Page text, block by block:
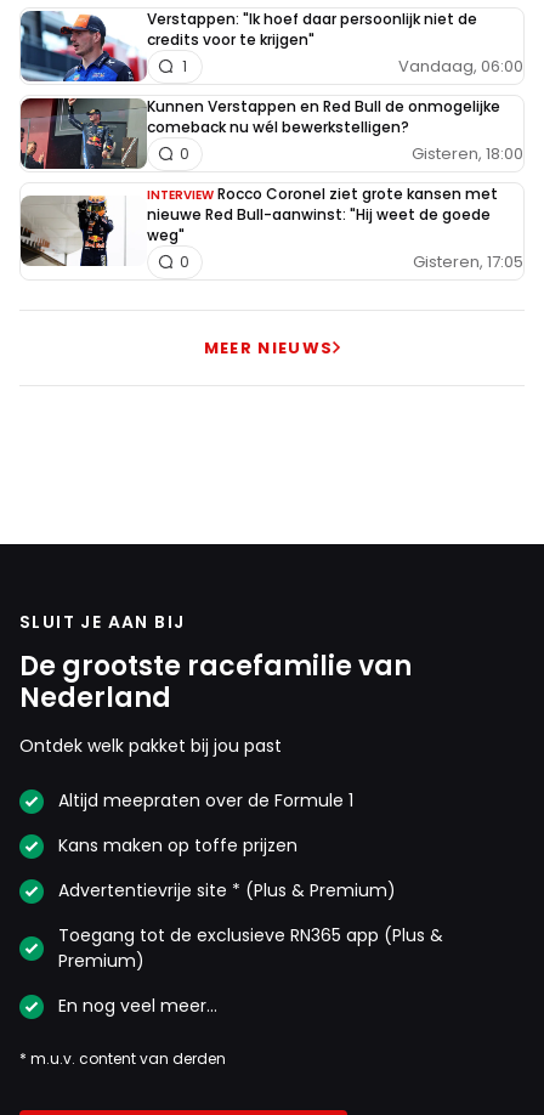
Verstappen: "Ik hoef daar persoonlijk niet de
credits voor te krijgen"
Vandaag, 06:00
1
Kunnen Verstappen en Red Bull de onmogelijke
comeback nu wél bewerkstelligen?
Gisteren, 18:00
0
INTERVIEW Rocco Coronel ziet grote kansen met
nieuwe Red Bull-aanwinst: "Hij weet de goede
weg"
Gisteren, 17:05
0
MEER NIEUWS
SLUIT JE AAN BIJ
De grootste racefamilie van
Nederland
Ontdek welk pakket bij jou past
Altijd meepraten over de Formule 1
Kans maken op toffe prijzen
Advertentievrije site * (Plus & Premium)
Toegang tot de exclusieve RN365 app (Plus &
Premium)
En nog veel meer…
* m.u.v. content van derden